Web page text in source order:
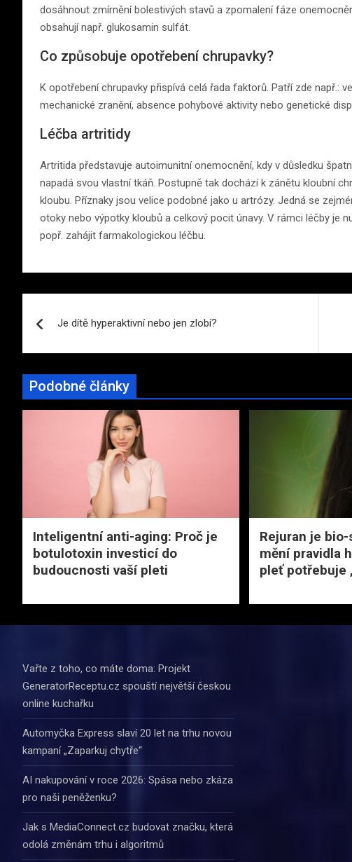
dosáhnout zmírnění bolestivých stavů a zpomalení fáze
obsahují např. glukosamin sulfát.
Co způsobuje opotřebení chrupavky?
K opotřebení chrupavky přispívá celá řada faktorů. Patří zde např.:
mechanické zranění, absence pohybové aktivity nebo genetické
Léčba artritidy
Artritida představuje autoimunitní onemocnění, kdy v důsledku
napadá svou vlastní tkáň. Postupně tak dochází k zánětu kloubní
kloubu. Příznaky jsou velice podobné jako u artrózy. Jedná se
otoky nebo výpotky kloubů a celkový pocit únavy. V rámci léčby je
popř. zahájit farmakologickou léčbu.
pro
Je dítě hyperaktivní nebo jen zlobí?
Podobné články
Inteligentní anti-aging: Proč je
botulotoxin investicí do
budoucnosti vaší pleti
Rejuran je
mění pravidla
pleť potřebuje
Vařte z toho, co máte doma: Projekt
GeneratorReceptu.cz spouští největší českou
online kuchařku
Automyčka Express slaví 20 let na trhu novou
kampaní „Zaparkuj chytře“
AI nakupování v roce 2026: Spása nebo zkáza
pro naši peněženku?
Jak s MediaConnect.cz budovat značku, která
odolá změnám trhu i algoritmů